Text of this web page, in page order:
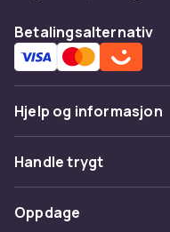
Betalingsalternativ
Hjelp og informasjon
Vanlige spørsmål
Spor pakke
Angre & returner her
Handle trygt
Betaling
Oppdage